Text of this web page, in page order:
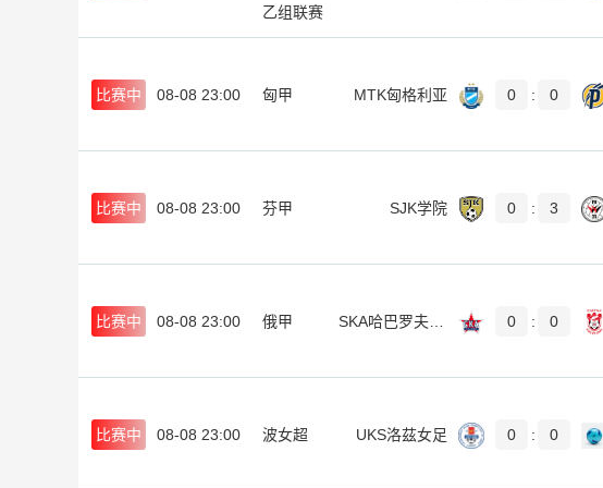
乙组联赛
比赛中 08-08 23:00 匈甲 MTK匈格利亚 0 : 0
比赛中 08-08 23:00 芬甲 SJK学院 0 : 3
比赛中 08-08 23:00 俄甲 0 : 0
比赛中 08-08 23:00 波女超 UKS洛茲女足 0 : 0